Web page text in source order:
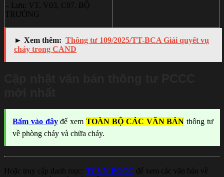
– Lưu: VT, V03, C07. BỘ
TRƯỞNG
► Xem thêm: Thông tư 109/2025/TT-BCA Giải quyết vụ
cháy trong CAND
Bấm vào đâyđể xemTOÀN BỘ CÁC VĂN BẢN thông tư
về phòng cháy và chữa cháy.
Hoặc truy cập danh mục: TCVN PCCC để xem các văn bản về